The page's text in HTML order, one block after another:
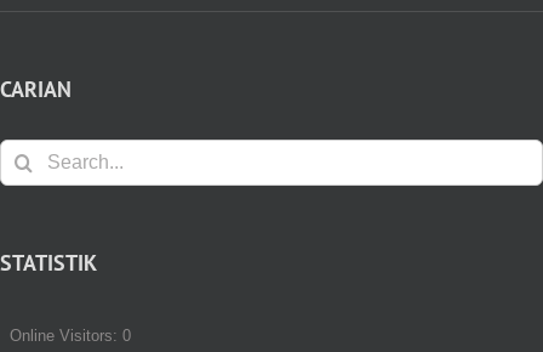
CARIAN
Search
for:
STATISTIK
Online Visitors: 0